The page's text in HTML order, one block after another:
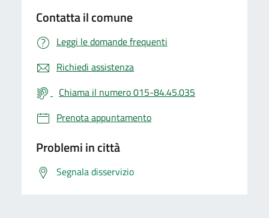
Contatta il comune
Leggi le domande frequenti
Richiedi assistenza
Chiama il numero 015-84.45.035
Prenota appuntamento
Problemi in città
Segnala disservizio